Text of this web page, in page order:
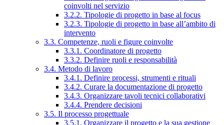
coinvolti nel servizio
3.2.2. Tipologie di progetto in base al focus
3.2.3. Tipologie di progetto in base all’ambito di
intervento
3.3. Competenze, ruoli e figure coinvolte
3.3.1. Coordinatore di progetto
3.3.2. Definire ruoli e responsabilità
3.4. Metodo di lavoro
3.4.1. Definire processi, strumenti e rituali
3.4.2. Curare la documentazione di progetto
3.4.3. Organizzare tavoli tecnici collaborativi
3.4.4. Prendere decisioni
3.5. Il processo progettuale
3.5.1. Organizzare il progetto e la sua gestione